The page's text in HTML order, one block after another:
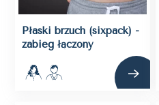
Płaski brzuch (sixpack) -
zabieg łączony